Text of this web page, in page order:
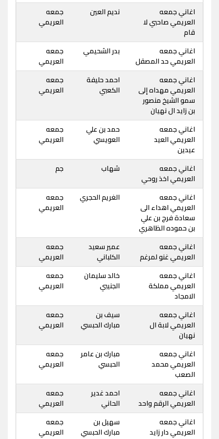
اغاني جمعه
العريمي صاحبي لا
قام
نديم العين
جمعه
العريمي
اغاني جمعه
العريمي حد المصقل
بدر الشحيمي
جمعه
العريمي
اغاني جمعه
العريمي مهداه إلى
سمو الشيخ منصور
بن زايد ال نهيان
احمد حليفة
الكعبي
جمعه
العريمي
اغاني جمعه
العريمي العيد
عيدين
حمد بن علي
العويسي
جمعه
العريمي
اغاني جمعه
العريمي اخذ روحي
شهاب جم
اغاني جمعه
العريمي اهداء الى
سعادة فرج بن علي
بن حموده الظاهري
الغريم الحجري
جمعه
العريمي
اغاني جمعه
العريمي غنو لمرغم
عمير سعيد
الكلباني
جمعه
العريمي
اغاني جمعه
العريمي مملكة
الامجاد
خالد سليمان
الجنيبي
جمعه
العريمي
اغاني جمعه
العريمي لابة ال
نهيان
سيف بن
مبارك الحبسي
جمعه
العريمي
اغاني جمعه
العريمي محمد
الصعب
مبارك بن عامر
الحبسي
جمعه
العريمي
اغاني جمعه
العريمي الرقم واحد
احمد غدير
الحاني
جمعه
العريمي
اغاني جمعه
العريمي دار زايد
سهيل بن
مبارك الحبسي
جمعه
العريمي